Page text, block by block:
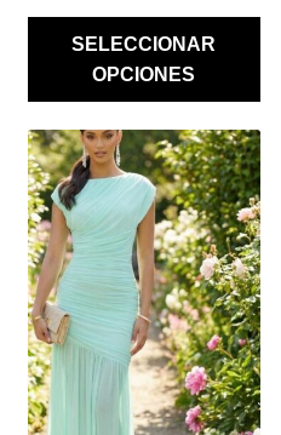
SELECCIONAR
OPCIONES
ESTE
PRODUCTO
TIENE
MÚLTIPLES
VARIANTES.
LAS
OPCIONES
SE
PUEDEN
ELEGIR